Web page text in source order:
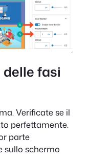
fasi
Verificate se il
perfettamente.
parte
sullo schermo